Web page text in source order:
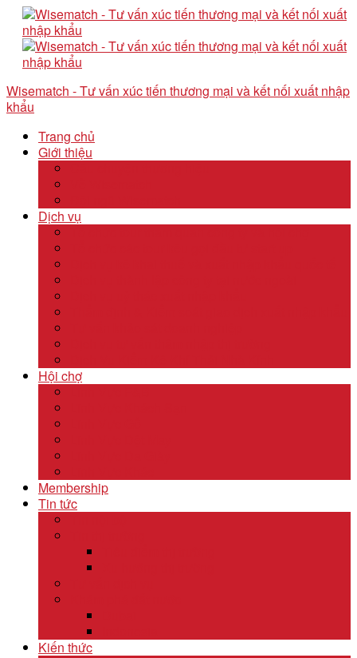
Wisematch - Tư vấn xúc tiến thương mại và kết nối xuất nhập
khẩu
Trang chủ
Giới thiệu
Dịch vụ
Hội chợ
Membership
Tin tức
Kiến thức